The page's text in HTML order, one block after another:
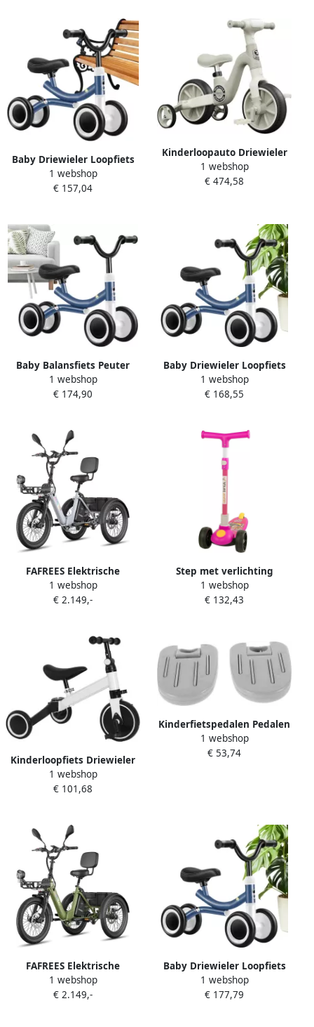
Baby Driewieler Loopfiets
Peuters Balans Ontwikkelen
Klemvrij Stuursysteem 48 x
1 webshop
€ 157,04
Kinderloopauto Driewieler
Loopfiets Kinderfiets
Ontwikkeling Evenwicht
1 webshop
€ 474,58
Baby Balansfiets Peuter
Driewieler Motorische
Vaardigheden Ontwikkelen
gespecificeerd
1 webshop
€ 174,90
Baby Driewieler Loopfiets
Peuter Buiten Spelen
Letselvrij Ontwerp
1 webshop
€ 168,55
FAFREES Elektrische
Driewieler 20 Inch 48V 21Ah
Accu Dik Klapfiets E-
180kg 85km Bereik Grote
groente den aan de voor-
en achterkant Koppelsensor
Max 180kg Belasting – Grijs
1 webshop
€ 2.149,-
Step met verlichting
Kinderstep driewieler
Buiten spelen Verstelbaar
1 webshop
€ 132,43
Kinderloopfiets Driewieler
Kinderen Leren Fietsen 3-in-
1 Multifunctioneel 60 x 42 x
1 webshop
€ 101,68
Kinderfietspedalen Pedalen
Kinderfiets Driewieler Veilig
Fietsen Ergonomisch
1 webshop
€ 53,74
FAFREES Elektrische
Driewieler 20 Inch 48V 21Ah
Accu Dik Klapfiets E-
1 webshop
€ 2.149,-
Baby Driewieler Loopfiets
Peuter Balans Ontwikkelen
Klemvrij Stuurmechanisme
1 webshop
€ 177,79